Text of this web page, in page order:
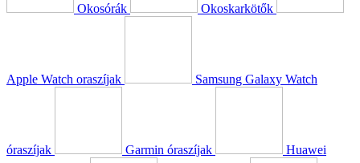
Okosórák Okoskarkötők
Apple Watch oraszíjak Samsung Galaxy Watch
óraszíjak Garmin óraszíjak Huawei